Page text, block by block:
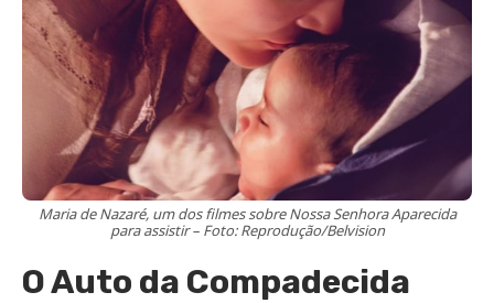
Maria de Nazaré, um dos filmes sobre Nossa Senhora Aparecida
para assistir – Foto: Reprodução/Belvision
O Auto da Compadecida